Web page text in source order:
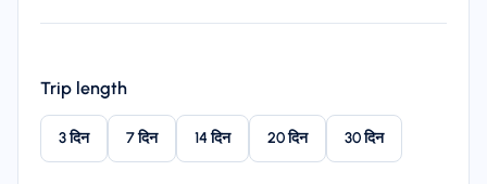
Trip length
3 दिन 7 दिन 14 दिन 20 दिन 30 दिन